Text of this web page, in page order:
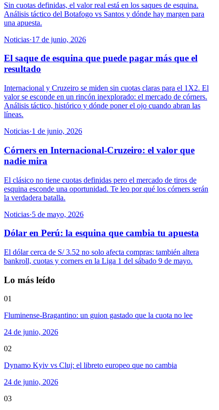
Sin cuotas definidas, el valor real está en los saques de esquina.
Análisis táctico del Botafogo vs Santos y dónde hay margen para
una apuesta.
Noticias·17 de junio, 2026
El saque de esquina que puede pagar más que el
resultado
Internacional y Cruzeiro se miden sin cuotas claras para el 1X2. El
valor se esconde en un rincón inexplorado: el mercado de córners.
Análisis táctico, histórico y dónde poner el ojo cuando abran las
líneas.
Noticias·1 de junio, 2026
Córners en Internacional-Cruzeiro: el valor que
nadie mira
El clásico no tiene cuotas definidas pero el mercado de tiros de
esquina esconde una oportunidad. Te leo por qué los córners serán
la verdadera batalla.
Noticias·5 de mayo, 2026
Dólar en Perú: la esquina que cambia tu apuesta
El dólar cerca de S/ 3.52 no solo afecta compras: también altera
bankroll, cuotas y corners en la Liga 1 del sábado 9 de mayo.
Lo más leído
01
Fluminense-Bragantino: un guion gastado que la cuota no lee
24 de junio, 2026
02
Dynamo Kyiv vs Cluj: el libreto europeo que no cambia
24 de junio, 2026
03